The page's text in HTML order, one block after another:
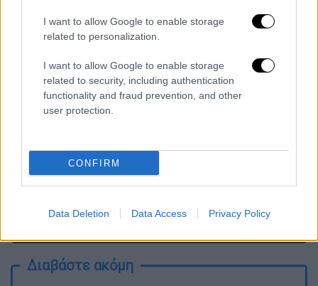
I want to allow Google to enable storage
related to personalization.
I want to allow Google to enable storage
related to security, including authentication
functionality and fraud prevention, and other
user protection.
CONFIRM
Data Deletion Data Access Privacy Policy
ΕΘΝΟΣ θα παρεμβαίνει και τα προσβλητικά σχόλια θα
διαγράφονται
καταχώρηση
Διαβάστε ακόμη